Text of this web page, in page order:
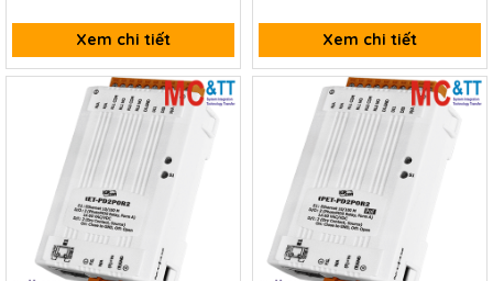
Xem chi tiết Xem chi tiết